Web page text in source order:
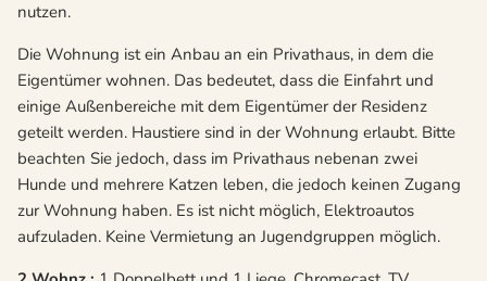
nutzen.
Die Wohnung ist ein Anbau an ein Privathaus, in dem die
Eigentümer wohnen. Das bedeutet, dass die Einfahrt und
einige Außenbereiche mit dem Eigentümer der Residenz
geteilt werden. Haustiere sind in der Wohnung erlaubt. Bitte
beachten Sie jedoch, dass im Privathaus nebenan zwei
Hunde und mehrere Katzen leben, die jedoch keinen Zugang
zur Wohnung haben. Es ist nicht möglich, Elektroautos
aufzuladen. Keine Vermietung an Jugendgruppen möglich.